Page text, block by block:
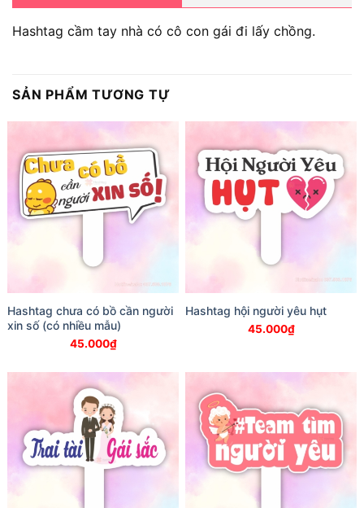
Hashtag cầm tay nhà có cô con gái đi lấy chồng.
SẢN PHẨM TƯƠNG TỰ
Hashtag chưa có bồ cần người
xin số (có nhiều mẫu)
45.000₫
Hashtag hội người yêu hụt
45.000₫